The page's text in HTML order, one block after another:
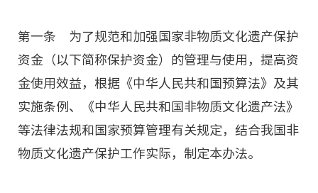
第一条 为了规范和加强国家非物质文化遗产保护
资金（以下简称保护资金）的管理与使用，提高资
金使用效益，根据《中华人民共和国预算法》及其
实施条例、《中华人民共和国非物质文化遗产法》
等法律法规和国家预算管理有关规定，结合我国非
物质文化遗产保护工作实际，制定本办法。